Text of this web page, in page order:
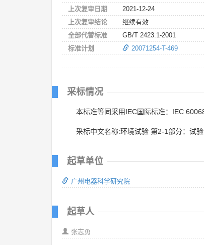
上次复审日期
2021-12-24
上次复审结论
继续有效
全部代替标准
GB/T 2423.1-2001
标准计划
20071254-T-469
采标情况
本标准等同采用IEC国际标准：IEC
采标中文名称:环境试验 第2-1部分：试
起草单位
广州电器科学研究院
起草人
张志勇